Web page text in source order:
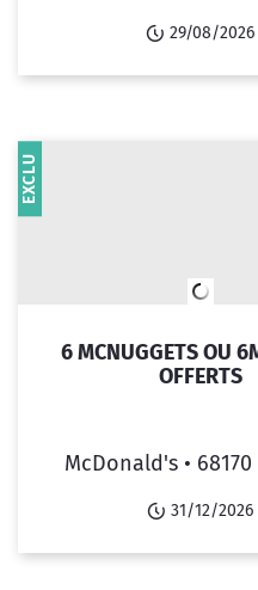
29/08/2026
6 MCNUGGETS OU
OFFERTS
McDonald's • 68170
31/12/2026
EXCLU